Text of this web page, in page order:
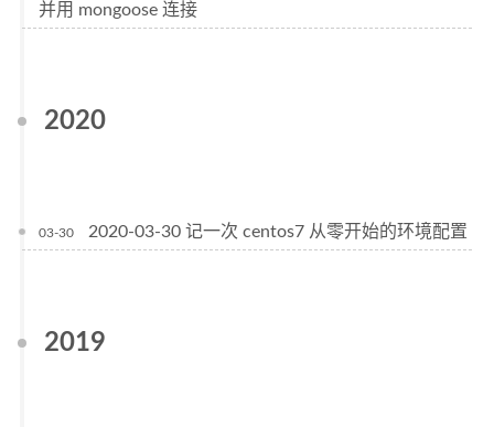
并用 mongoose 连接
2020
03-30 2020-03-30 记一次 centos7 从零开始的环境配置
2019